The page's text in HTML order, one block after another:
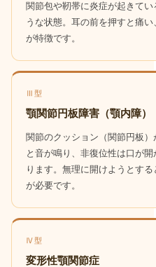
関節包や靭帯に炎症が起きて
うな状態。耳の前を押すと痛
が特徴です。
Ⅲ型
顎関節円板障害（顎内障）
関節のクッション（関節円板
と音が鳴り、非復位性は口が
ります。無理に開けようとす
が必要です。
Ⅳ型
変形性顎関節症